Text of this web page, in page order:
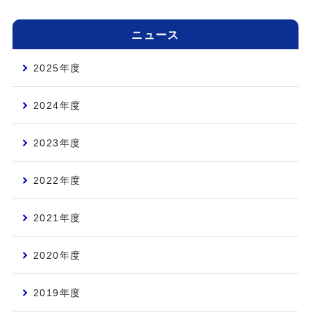
ニュース
2025年度
2024年度
2023年度
2022年度
2021年度
2020年度
2019年度